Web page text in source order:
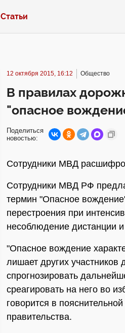
Статьи
12 октября 2015, 16:12 Общество
В правилах
"опасное
Поделиться
новостью:
Сотрудники МВД
Сотрудники МВД РФ
термин "Опасное
перестроения при
несоблюдение дистанции и
"Опасное вождение
лишает других
спрогнозировать
среагировать на него во
говорится в
правительства.